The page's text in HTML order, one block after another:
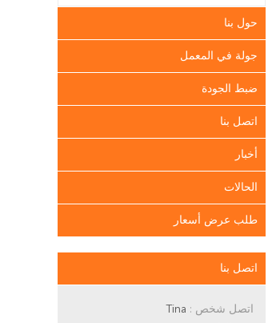
حول بنا
جولة في المعمل
ضبط الجودة
اتصل بنا
أخبار
الحالات
طلب عرض أسعار
اتصل بنا
اتصل شخص :